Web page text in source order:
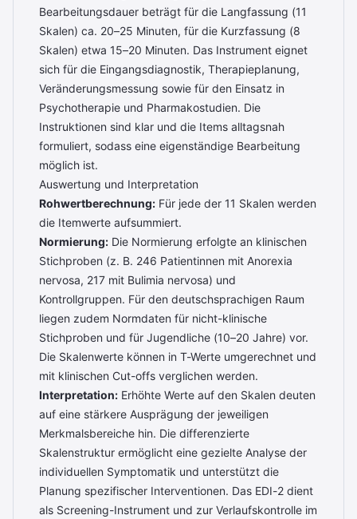
Bearbeitungsdauer beträgt für die Langfassung (11
Skalen) ca. 20–25 Minuten, für die Kurzfassung (8
Skalen) etwa 15–20 Minuten. Das Instrument eignet
sich für die Eingangsdiagnostik, Therapieplanung,
Veränderungsmessung sowie für den Einsatz in
Psychotherapie und Pharmakostudien. Die
Instruktionen sind klar und die Items alltagsnah
formuliert, sodass eine eigenständige Bearbeitung
möglich ist.
Auswertung und Interpretation
Rohwertberechnung: Für jede der 11 Skalen werden
die Itemwerte aufsummiert.
Normierung: Die Normierung erfolgte an klinischen
Stichproben (z. B. 246 Patientinnen mit Anorexia
nervosa, 217 mit Bulimia nervosa) und
Kontrollgruppen. Für den deutschsprachigen Raum
liegen zudem Normdaten für nicht-klinische
Stichproben und für Jugendliche (10–20 Jahre) vor.
Die Skalenwerte können in T-Werte umgerechnet und
mit klinischen Cut-offs verglichen werden.
Interpretation: Erhöhte Werte auf den Skalen deuten
auf eine stärkere Ausprägung der jeweiligen
Merkmalsbereiche hin. Die differenzierte
Skalenstruktur ermöglicht eine gezielte Analyse der
individuellen Symptomatik und unterstützt die
Planung spezifischer Interventionen. Das EDI-2 dient
als Screening-Instrument und zur Verlaufskontrolle im